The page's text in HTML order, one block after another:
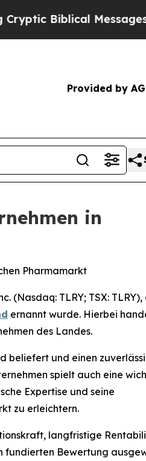
Messages on
Provided by
in
Pharmamarkt
(Nasdaq: TLRY; TSX:
ernannt wurde. Hierbei
des Landes.
beliefert und einen
spielt auch eine
Expertise und seine
zu erleichtern.
langfristige
fundierten Bewertung